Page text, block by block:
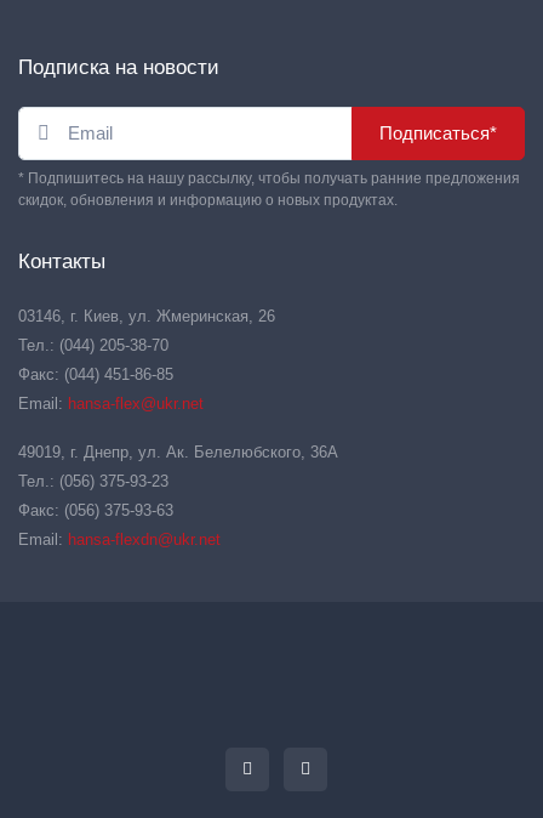
Подписка на новости
Подписаться*
* Подпишитесь на нашу рассылку, чтобы получать ранние предложения
скидок, обновления и информацию о новых продуктах.
Контакты
03146, г. Киев, ул. Жмеринская, 26
Тел.: (044) 205-38-70
Факс: (044) 451-86-85
Email: hansa-flex@ukr.net
49019, г. Днепр, ул. Ак. Белелюбского, 36А
Тел.: (056) 375-93-23
Факс: (056) 375-93-63
Email: hansa-flexdn@ukr.net